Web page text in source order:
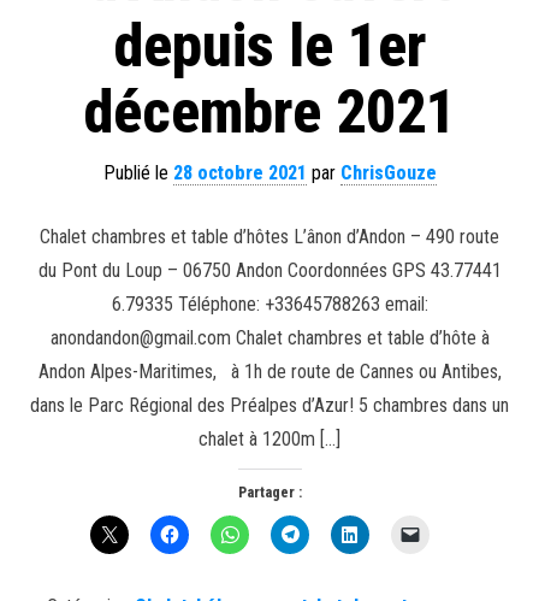
depuis le 1er
décembre 2021
Publié le 28 octobre 2021 par ChrisGouze
Chalet chambres et table d’hôtes L’ânon d’Andon – 490 route
du Pont du Loup – 06750 Andon Coordonnées GPS 43.77441
6.79335 Téléphone: +33645788263 email:
anondandon@gmail.com Chalet chambres et table d’hôte à
Andon Alpes-Maritimes, à 1h de route de Cannes ou Antibes,
dans le Parc Régional des Préalpes d’Azur! 5 chambres dans un
chalet à 1200m […]
Partager :